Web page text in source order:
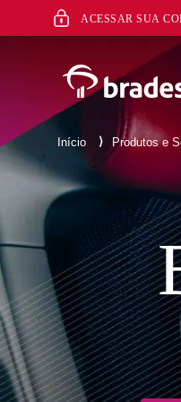
Início ⟩ Produtos e
ACESSO
AO
BANKING
ACESSAR SUA